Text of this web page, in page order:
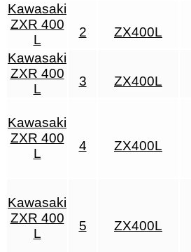
Kawasaki
ZXR 400
L
2 ZX400L
Kawasaki
ZXR 400
L
3 ZX400L
Kawasaki
ZXR 400
L
4 ZX400L
Kawasaki
ZXR 400
L
5 ZX400L